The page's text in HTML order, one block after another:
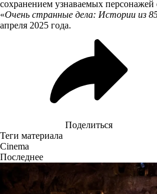
сохранением узнаваемых
«Очень странные дела: Истории из
апреля 2025 года.
Поделиться
Теги материала
Cinema
Последнее